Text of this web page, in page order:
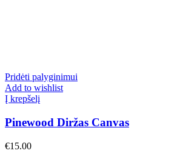
Pridėti palyginimui
Add to wishlist
Į krepšelį
Pinewood Diržas Canvas
€15.00